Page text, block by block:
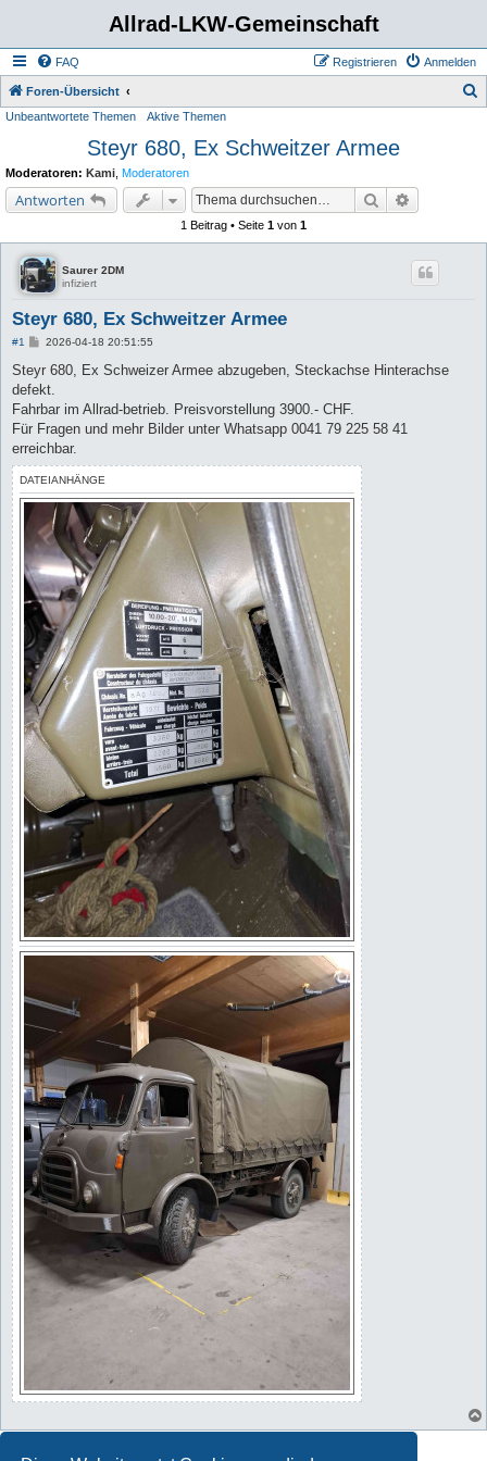
Allrad-LKW-Gemeinschaft
FAQ Anmelden
Registrieren
Foren-Übersicht
Unbeantwortete Themen Aktive Themen
Steyr 680, Ex Schweitzer Armee
Moderatoren: Kami Moderatoren
Antworten Suche
1 Beitrag • Seite 1 von 1
Saurer 2DM
infiziert
Steyr 680, Ex Schweitzer Armee
#1
B
i
r
a
2026-04-18 20:51:55
Steyr 680, Ex Schweizer Armee abzugeben, Steckachse Hinterachse
defekt.
Fahrbar im Allrad-betrieb. Preisvorstellung 3900.- CHF.
Für Fragen und mehr Bilder unter Whatsapp 0041 79 225 58 41
erreichbar.
DATEIANHÄNGE